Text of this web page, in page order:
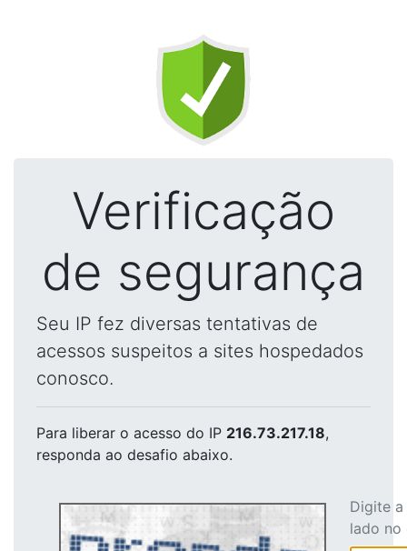
Verificação
de segurança
Seu IP fez diversas tentativas de
acessos suspeitos a sites hospedados
conosco.
Para liberar o acesso do IP 216.73.217.18,
responda ao desafio abaixo.
Digite
lado no